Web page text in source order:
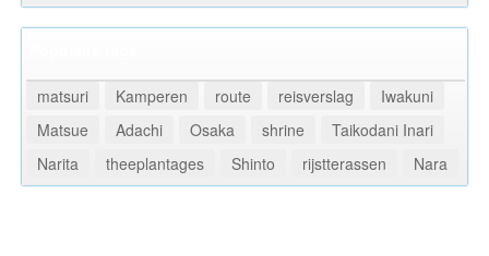
matsuri Kamperen route reisverslag
Iwakuni
Matsue
Adachi Osaka shrine
Taikodani Inari
Narita
theeplantages Shinto rijstterassen Nara